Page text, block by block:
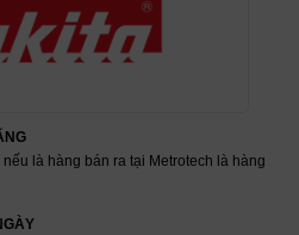
là hàng bán ra tại Metrotech là hàng